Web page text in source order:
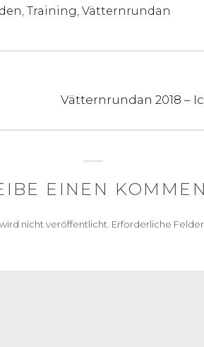
Training Vätternrundan
Next
Vätternrundan 2018 –
EINEN
nicht veröffentlicht. Erforderliche